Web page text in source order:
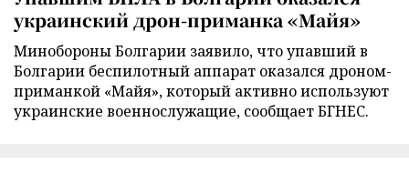
украинский дрон-приманка «Майя»
Минобороны Болгарии заявило, что упавший в
Болгарии беспилотный аппарат оказался дроном-
приманкой «Майя», который активно используют
украинские военнослужащие, сообщает БГНЕС.